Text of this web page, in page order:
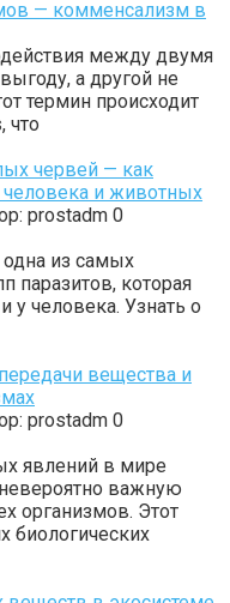
между двумя
а другой не
термин происходит
что
червей — как
человека и животных
prostadm 0
из самых
паразитов, которая
у человека. Узнать о
вещества и
prostadm 0
явлений в мире
важную
организмов. Этот
биологических